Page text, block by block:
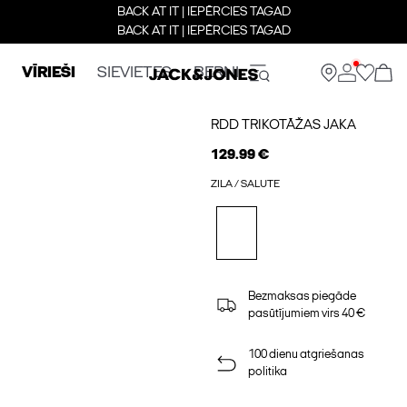
BACK AT IT | IEPĒRCIES TAGAD
BACK AT IT | IEPĒRCIES TAGAD
VĪRIEŠI SIEVIETES BERNI
RDD TRIKOTĀŽAS JAKA
129.99 €
ZILA / SALUTE
Bezmaksas piegāde
pasūtījumiem virs 40 €
100 dienu atgriešanas
politika